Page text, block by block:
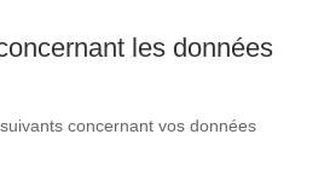
les données
concernant vos données